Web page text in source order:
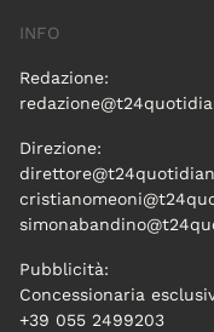
INFO
Redazione:
Direzione:
Pubblicità:
Concessionaria
+39 055 2499203